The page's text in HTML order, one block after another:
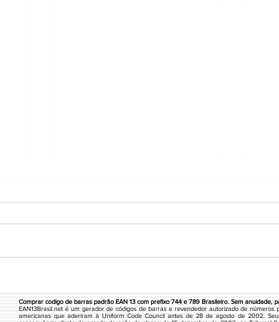
Comprar codigo de barras padrão EAN 13 com prefixo 744 e 789 Brasileiro. Sem anuidade,
EAN13Brasil.net é um gerador de códigos de barras e revendedor autorizado de números
americanas que aderiram à Uniform Code Council antes de 28 de agosto de 2002.